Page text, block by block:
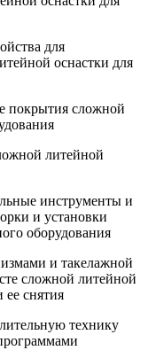
для
оснастки для
покрытия сложной
литейной
инструменты и
и установки
оборудования
и такелажной
сложной литейной
ее снятия
технику